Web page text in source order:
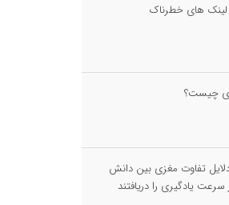
لینک های خطرناک
چیست؟
تفاوت مغزی بین دانش
سرعت یادگیری را دریافتند